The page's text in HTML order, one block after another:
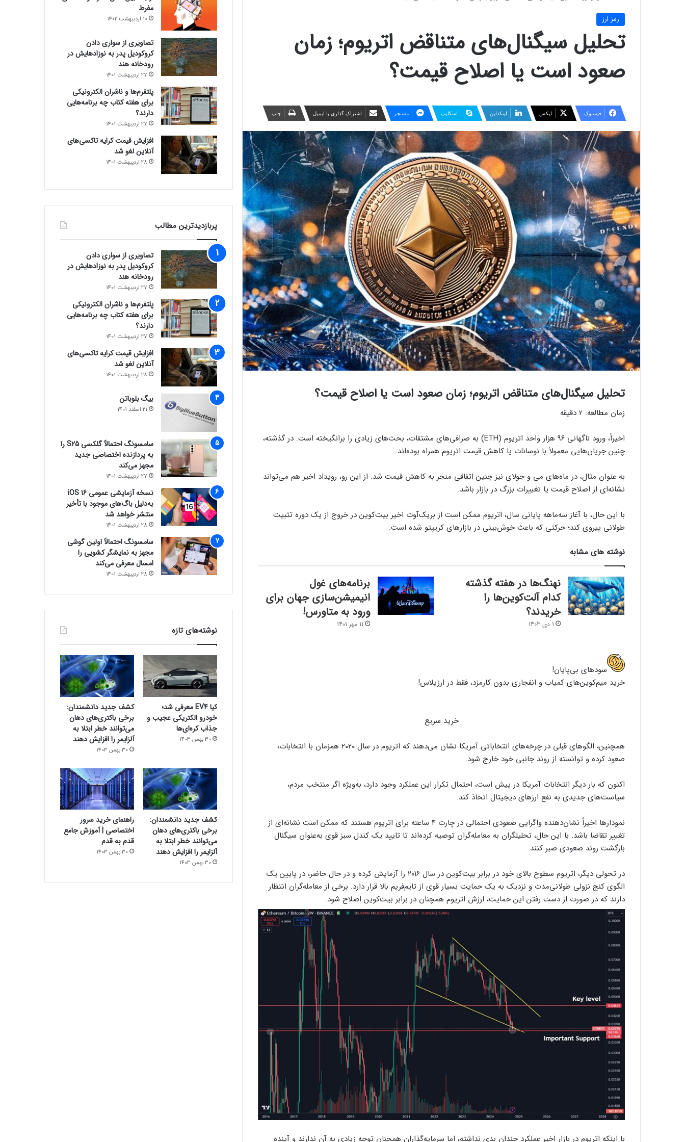
رمز ارز
تحلیل سیگنال‌های متناقض اتریوم؛ زمان
صعود است یا اصلاح قیمت؟
فیسبوک ایکس لینکداین اسکایپ مسنجر اشتراک گذاری با ایمیل چاپ
تحلیل سیگنال‌های متناقض اتریوم؛ زمان صعود است یا اصلاح قیمت؟
زمان مطالعه: 2 دقیقه
اخیراً، ورود ناگهانی ۹۶ هزار واحد اتریوم (ETH) به صرافی‌های مشتقات، بحث‌های زیادی را برانگیخته است. در گذشته،
چنین جریان‌هایی معمولاً با نوسانات یا کاهش قیمت اتریوم همراه بوده‌اند.
به عنوان مثال، در ماه‌های می و جولای نیز چنین اتفاقی منجر به کاهش قیمت شد. از این رو، رویداد اخیر هم می‌تواند
نشانه‌ای از اصلاح قیمت یا تغییرات بزرگ در بازار باشد.
با این حال، با آغاز سه‌ماهه پایانی سال، اتریوم ممکن است از بریک‌آوت اخیر بیت‌کوین در خروج از یک دوره‌ تثبیت
طولانی پیروی کند؛ حرکتی که باعث خوش‌بینی در بازارهای کریپتو شده است.
نوشته های مشابه
نهنگ‌ها در هفته گذشته
کدام آلت‌کوین‌ها را
خریدند؟
1 دی 1403
برنامه‌های غول
انیمیشن‌سازی جهان برای
ورود به متاورس!
11 مهر 1401
سود‌های بی‌پایان!
خرید میم‌کوین‌های کمیاب و انفجاری بدون کارمزد، فقط در ارزپلاس!
خرید سریع
همچنین، الگوهای قبلی در چرخه‌های انتخاباتی آمریکا نشان می‌دهند که اتریوم در سال ۲۰۲۰ همزمان با انتخابات،
صعود کرده و توانسته از روند جانبی خود خارج شود.
اکنون که بار دیگر انتخابات آمریکا در پیش است، احتمال تکرار این عملکرد وجود دارد، به‌ویژه اگر منتخب مردم،
سیاست‌های جدیدی به نفع ارزهای دیجیتال اتخاذ کند.
نمودارها اخیراً نشان‌دهنده‌ واگرایی صعودی احتمالی در چارت ۴ ساعته برای اتریوم هستند که ممکن است نشانه‌ای از
تغییر تقاضا باشد. با این حال، تحلیلگران به معامله‌گران توصیه کرده‌اند تا تایید یک کندل سبز قوی به‌عنوان سیگنال
بازگشت روند صعودی صبر کنند.
در تحولی دیگر، اتریوم سطوح بالای خود در برابر بیت‌کوین در سال ۲۰۱۶ را آزمایش کرده و در حال حاضر، در پایین یک
الگوی کنج نزولی طولانی‌مدت و نزدیک به یک حمایت بسیار قوی از تایم‌فریم بالا قرار دارد. برخی از معامله‌گران انتظار
دارند که در صورت از دست رفتن این حمایت، ارزش اتریوم همچنان در برابر بیت‌کوین اصلاح شود.
با اینکه اتریوم در بازار اخیر عملکرد چندان بدی نداشته، اما سرمایه‌گذاران همچنان توجه زیادی به آن ندارند و آینده‌
ارسال پیام هشداردهنده با سوزاندن اتریوم؛
کنترل مردم با چیپ‌های مغزی حقیقت دارد؟
ایلان ماسک در تلاش‌ برای کاهش قدرت
SEC؛ ریپل در کانون توجه بازار قرار گرفت!
مفرط
10 اردیبهشت 1402
تصاویری از سواری دادن
کروکودیل پدر به نوزادهایش در
رودخانه هند
27 اردیبهشت 1401
پلتفرم‌ها و ناشران الکترونیکی
برای هفته کتاب چه برنامه‌هایی
دارند؟
27 اردیبهشت 1401
افزایش قیمت کرایه تاکسی‌های
آنلاین لغو شد
28 اردیبهشت 1401
پربازدیدترین مطالب
تصاویری از سواری دادن
کروکودیل پدر به نوزادهایش در
رودخانه هند
27 اردیبهشت 1401
پلتفرم‌ها و ناشران الکترونیکی
برای هفته کتاب چه برنامه‌هایی
دارند؟
27 اردیبهشت 1401
افزایش قیمت کرایه تاکسی‌های
آنلاین لغو شد
28 اردیبهشت 1401
بیگ بلوباتن
21 اسفند 1401
سامسونگ احتمالاً گلکسی S25 را
به پردازنده اختصاصی جدید
مجهز می‌کند
27 اردیبهشت 1401
نسخه آزمایشی عمومی iOS 16
به‌دلیل باگ‌های موجود با تأخیر
منتشر خواهد شد
28 اردیبهشت 1401
سامسونگ احتمالاً اولین گوشی
مجهز به نمایشگر کشویی را
امسال معرفی می‌کند
28 اردیبهشت 1401
نوشته‌های تازه
کیا EV4 معرفی شد؛
خودرو الکتریکی عجیب و
جذاب کره‌ای‌ها
30 بهمن 1403
کشف جدید دانشمندان:
برخی باکتری‌های دهان
می‌توانند خطر ابتلا به
آلزایمر را افزایش دهند
30 بهمن 1403
کشف جدید دانشمندان:
برخی باکتری‌های دهان
می‌توانند خطر ابتلا به
آلزایمر را افزایش دهند
30 بهمن 1403
راهنمای خرید سرور
اختصاصی | آموزش جامع
قدم به قدم
30 بهمن 1403